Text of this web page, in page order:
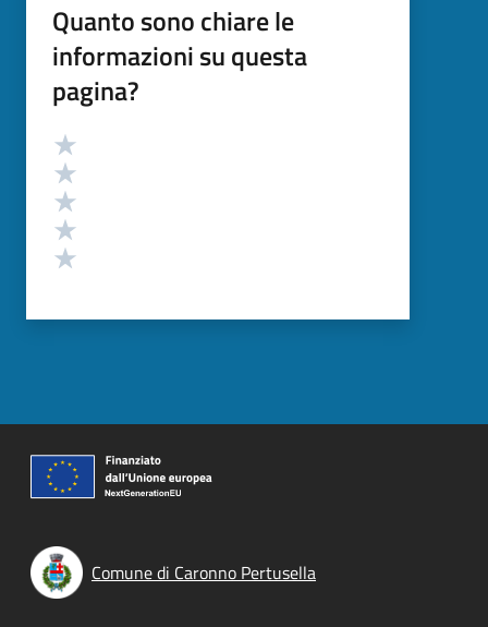
Quanto sono chiare le
informazioni su questa
pagina?
Valutazione
Comune di Caronno Pertusella